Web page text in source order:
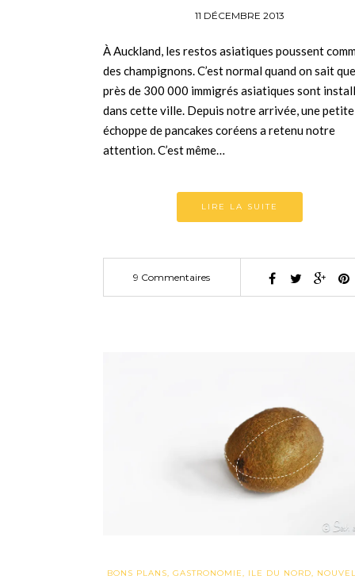
11 DÉCEMBRE 2013
À Auckland, les restos asiatiques poussent
des champignons. C’est normal quand on sait que
près de 300 000 immigrés asiatiques sont
dans cette ville. Depuis notre arrivée, une petite
échoppe de pancakes coréens a retenu notre
attention. C’est même…
LIRE LA SUITE
9 Commentaires
BONS PLANS, GASTRONOMIE, ILE DU NORD,